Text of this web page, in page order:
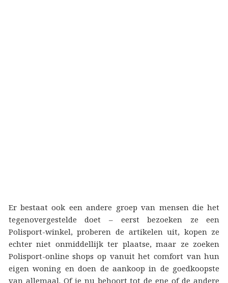
Er bestaat ook een andere groep van mensen die het
tegenovergestelde doet – eerst bezoeken ze een
Polisport-winkel, proberen de artikelen uit, kopen ze
echter niet onmiddellijk ter plaatse, maar ze zoeken
Polisport-online shops op vanuit het comfort van hun
eigen woning en doen de aankoop in de goedkoopste
van allemaal. Of je nu behoort tot de ene of de andere